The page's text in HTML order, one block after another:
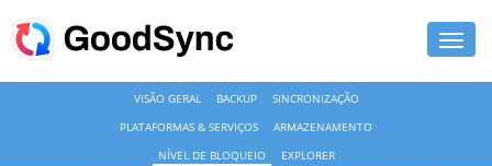
VISÃO GERAL BACKUP
SINCRONIZAÇÃO
PLATAFORMAS & SERVIÇOS
ARMAZENAMENTO
NÍVEL DE BLOQUEIO
EXPLORER